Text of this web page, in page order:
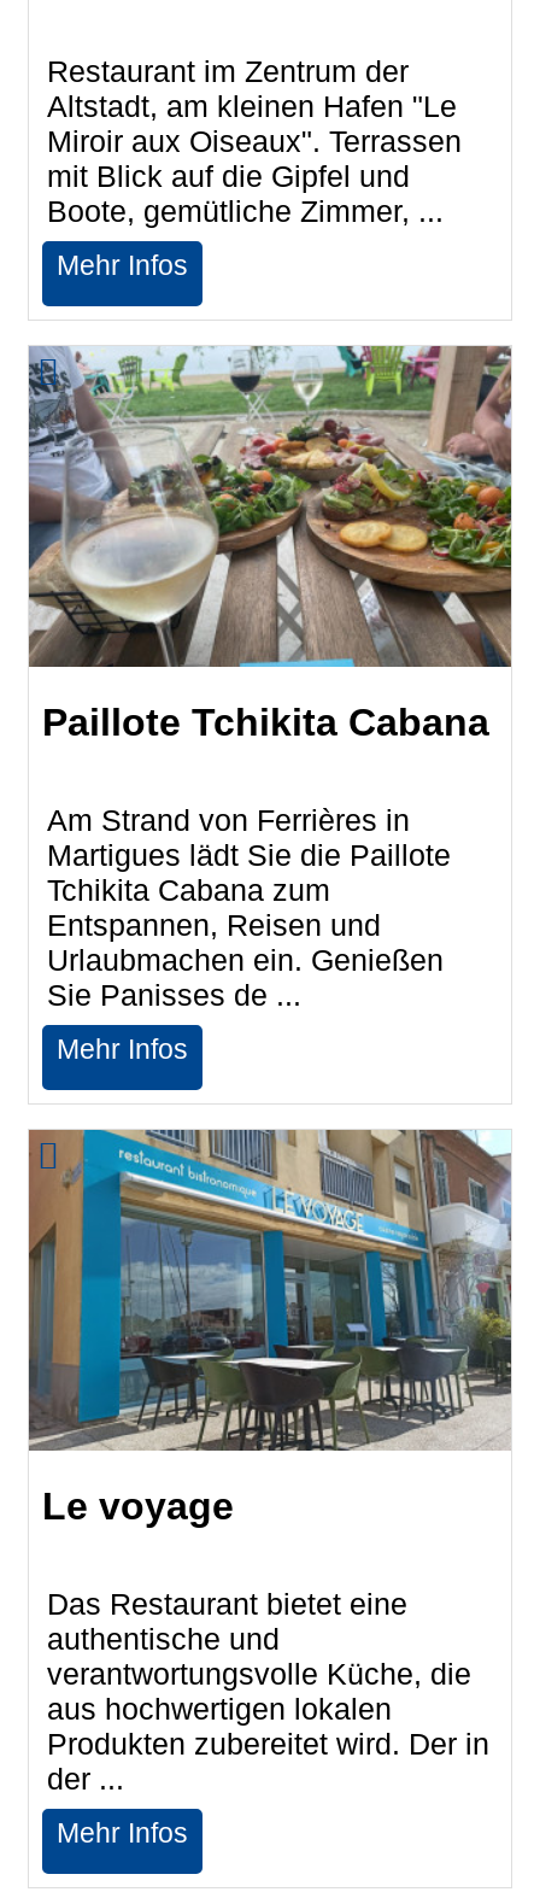
Restaurant im Zentrum der
Altstadt, am kleinen Hafen "Le
Miroir aux Oiseaux". Terrassen
mit Blick auf die Gipfel und
Boote, gemütliche Zimmer, ...
Mehr Infos
Paillote Tchikita Cabana
Am Strand von Ferrières in
Martigues lädt Sie die Paillote
Tchikita Cabana zum
Entspannen, Reisen und
Urlaubmachen ein. Genießen
Sie Panisses de ...
Mehr Infos
Le voyage
Das Restaurant bietet eine
authentische und
verantwortungsvolle Küche, die
aus hochwertigen lokalen
Produkten zubereitet wird. Der in
der ...
Mehr Infos